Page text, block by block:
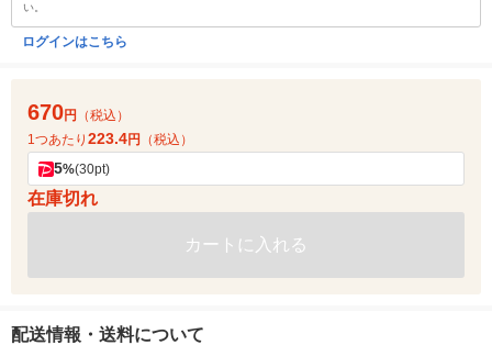
い。
ログインはこちら
670円
（税込）
1つあたり 223.4円 （税込）
5%(30pt)
在庫切れ
カートに入れる
配送情報・送料について